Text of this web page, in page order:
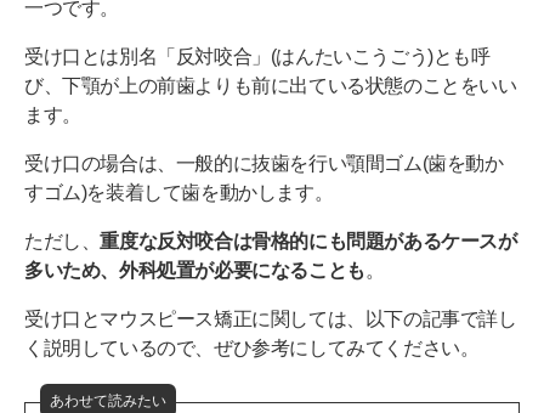
一つです。
受け口とは別名「反対咬合」(はんたいこうごう)とも呼
び、下顎が上の前歯よりも前に出ている状態のことをいい
ます。
受け口の場合は、一般的に抜歯を行い顎間ゴム(歯を動か
すゴム)を装着して歯を動かします。
ただし、重度な反対咬合は骨格的にも問題があるケースが
多いため、外科処置が必要になることも 。
受け口とマウスピース矯正に関しては、以下の記事で詳し
く説明しているので、ぜひ参考にしてみてください。
あわせて読みたい